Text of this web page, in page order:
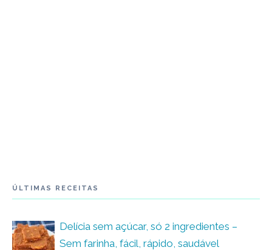
ÚLTIMAS RECEITAS
Delícia sem açúcar, só 2 ingredientes –
Sem farinha, fácil, rápido, saudável